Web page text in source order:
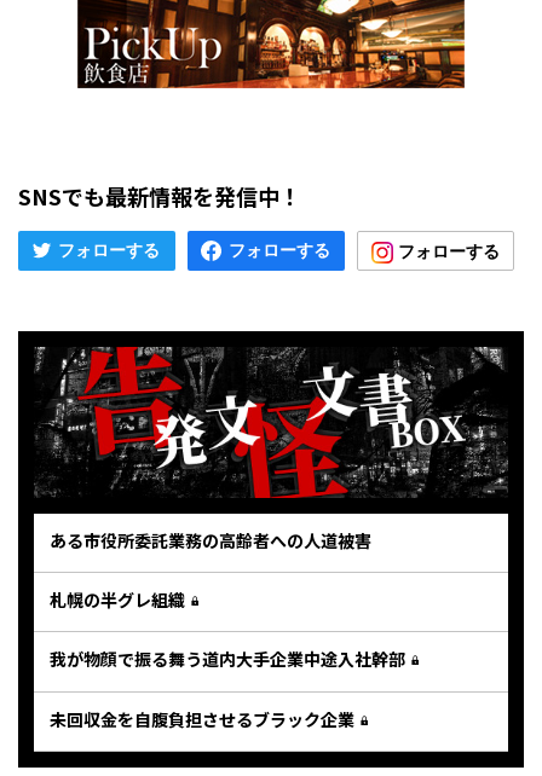
SNSでも最新情報を発信中！
ある市役所委託業務の高齢者への人道被害
札幌の半グレ組織
我が物顔で振る舞う道内大手企業中途入社幹部
未回収金を自腹負担させるブラック企業